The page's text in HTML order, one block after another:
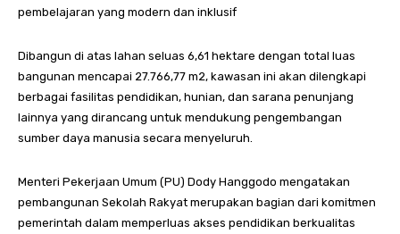
pembelajaran yang modern dan inklusif
Dibangun di atas lahan seluas 6,61 hektare dengan total luas
bangunan mencapai 27.766,77 m2, kawasan ini akan dilengkapi
berbagai fasilitas pendidikan, hunian, dan sarana penunjang
lainnya yang dirancang untuk mendukung pengembangan
sumber daya manusia secara menyeluruh.
Menteri Pekerjaan Umum (PU) Dody Hanggodo mengatakan
pembangunan Sekolah Rakyat merupakan bagian dari komitmen
pemerintah dalam memperluas akses pendidikan berkualitas